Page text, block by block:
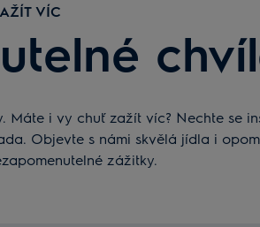
VÍC
i vy chuť zažít víc? Nechte se
Objevte s námi skvělá jídla i
zážitky.